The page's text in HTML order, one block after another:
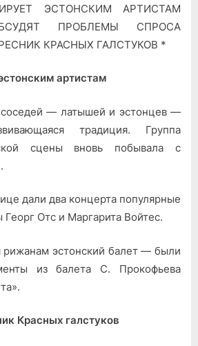
У
наших
соседей
ЭСТОНСКИМ АРТИСТАМ
ПРОБЛЕМЫ СПРОСА
КРАСНЫХ ГАЛСТУКОВ *
артистам
соседей — латышей и эстонцев —
традиция. Группа
сцены вновь побывала с
дали два концерта популярные
Георг Отс и Маргарита Войтес.
рижанам эстонский балет — были
из балета С. Прокофьева
Красных галстуков